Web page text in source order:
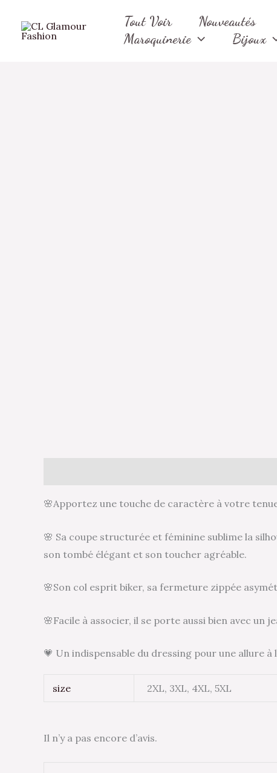
contenu
Tout Voir Nouveautés
Maroquinerie
Bijoux
🌸Apportez une touche de caractère à votre
🌸 Sa coupe structurée et féminine sublime la
son tombé élégant et son toucher agréable.
🌸Son col esprit biker, sa fermeture zippée
🌸Facile à associer, il se porte aussi bien avec un
💗 Un indispensable du dressing pour une allure
size 2XL, 3XL, 4XL, 5XL
Il n’y a pas encore d’avis.